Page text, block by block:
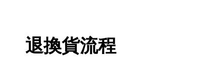
退換貨流程